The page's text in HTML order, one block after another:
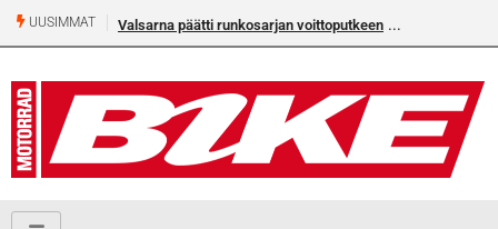
UUSIMMAT Valsarna päätti runkosarjan voittoputkeen